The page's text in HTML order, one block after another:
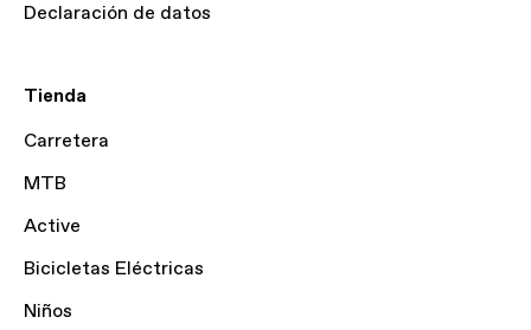
Declaración de datos
Tienda
Carretera
MTB
Active
Bicicletas Eléctricas
Niños